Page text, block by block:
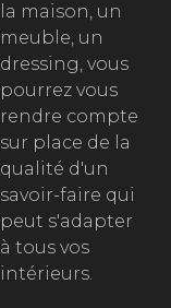
la maison, un
meuble, un
dressing, vous
pourrez vous
rendre compte
sur place de la
qualité d'un
savoir-faire qui
peut s'adapter
à tous vos
intérieurs.